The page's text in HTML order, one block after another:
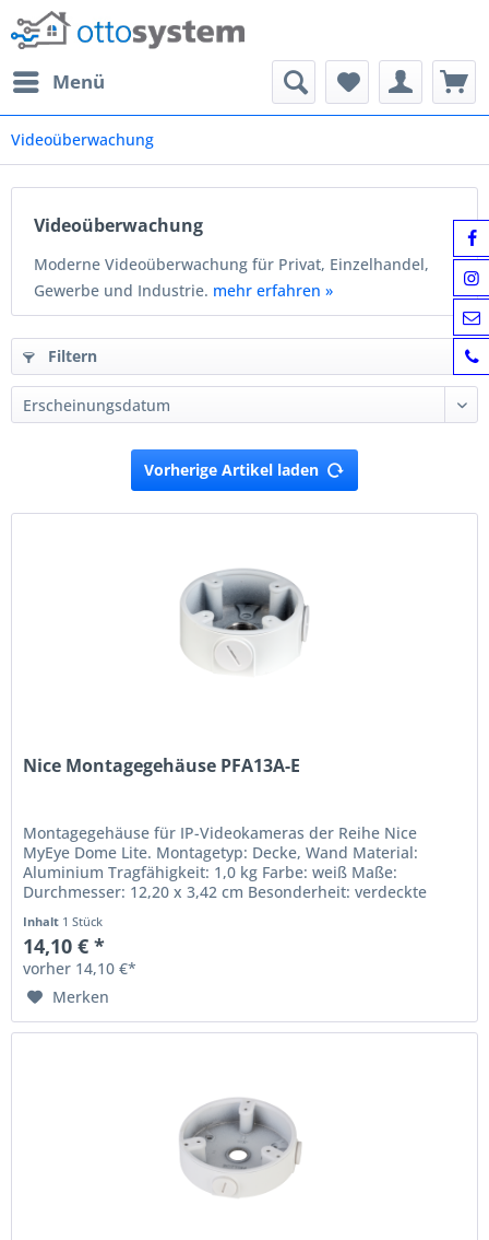
Menü
Videoüberwachung
Videoüberwachung
Moderne Videoüberwachung für Privat, Einzelhandel,
Gewerbe und Industrie. mehr erfahren »
Filtern
Vorherige Artikel laden
Nice Montagegehäuse PFA13A-E
Montagegehäuse für IP-Videokameras der Reihe Nice
MyEye Dome Lite. Montagetyp: Decke, Wand Material:
Aluminium Tragfähigkeit: 1,0 kg Farbe: weiß Maße:
Durchmesser: 12,20 x 3,42 cm Besonderheit: verdeckte
Inhalt 1 Stück
14,10 € *
vorher 14,10 €*
Merken